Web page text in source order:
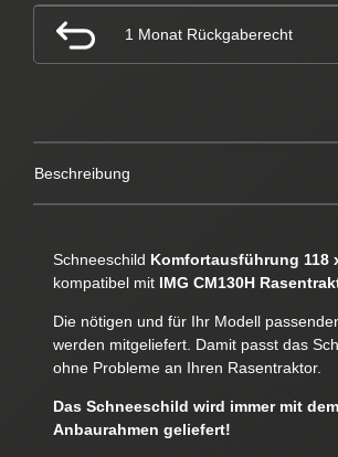
1 Monat Rückgaberecht
Beschreibung
Schneeschild Komfortausführung 118
kompatibel mit IMG CM130H
Die nötigen und für Ihr Modell
werden mitgeliefert. Damit passt das
ohne Probleme an Ihren Rasentraktor.
Das Schneeschild wird immer mit
Anbaurahmen geliefert!